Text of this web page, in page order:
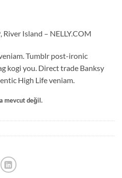
Island – NELLY.COM
Tumblr post-ironic
kogi you. Direct trade Banksy
High Life veniam.
mevcut değil.